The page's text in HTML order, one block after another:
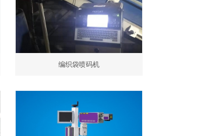
编织袋喷码机